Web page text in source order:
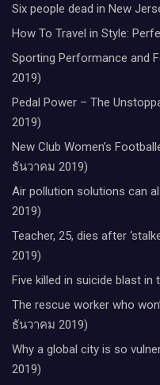
Six people dead in New
How To Travel in Style:
Sporting Performance and
2019)
Pedal Power – The
2019)
New Club Women’s
ธันวาคม 2019)
Air pollution solutions can
2019)
Teacher, 25, dies after
2019)
Five killed in suicide blast
The rescue worker who
ธันวาคม 2019)
Why a global city is so
2019)